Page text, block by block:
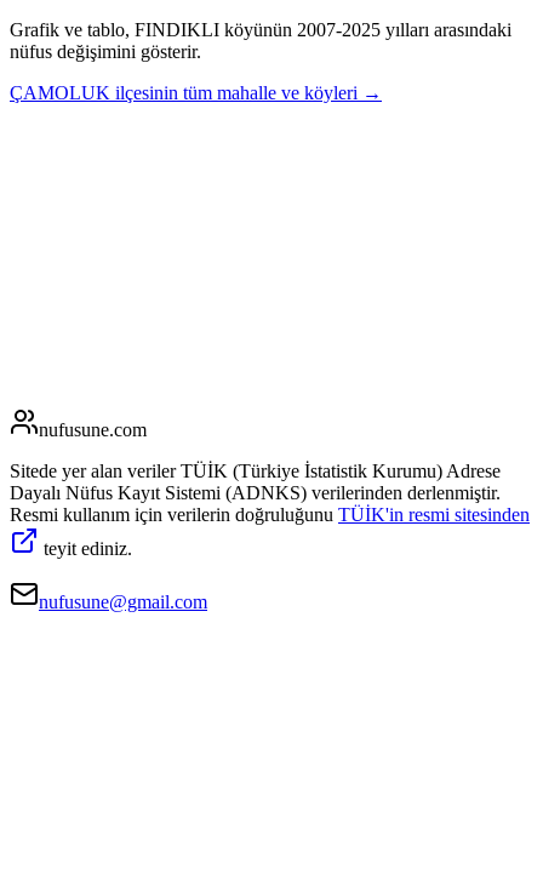
Grafik ve tablo, FINDIKLI köyünün 2007-2025 yılları arasındaki
nüfus değişimini gösterir.
ÇAMOLUK ilçesinin tüm mahalle ve köyleri →
nufusune.com
Sitede yer alan veriler TÜİK (Türkiye İstatistik Kurumu) Adrese
Dayalı Nüfus Kayıt Sistemi (ADNKS) verilerinden derlenmiştir.
Resmi kullanım için verilerin doğruluğunu TÜİK'in resmi sitesinden
teyit ediniz.
nufusune@gmail.com